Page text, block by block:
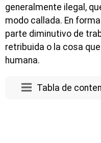
generalmente ilegal,
modo callada. En
parte diminutivo de
retribuida o la cosa
humana.
Tabla de